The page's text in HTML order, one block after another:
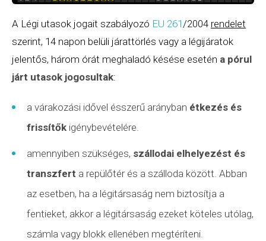
A Légi utasok jogait szabályozó EU 261/2004 rendelet
szerint, 14 napon belüli járattörlés vagy a légijáratok
jelentős, három órát meghaladó késése esetén a pórul
járt utasok jogosultak:
a várakozási idővel ésszerű arányban étkezés és
frissítők igénybevételére.
amennyiben szükséges, szállodai elhelyezést és
transzfert a repülőtér és a szálloda között. Abban
az esetben, ha a légitársaság nem biztosítja a
fentieket, akkor a légitársaság ezeket köteles utólag,
számla vagy blokk ellenében megtéríteni.